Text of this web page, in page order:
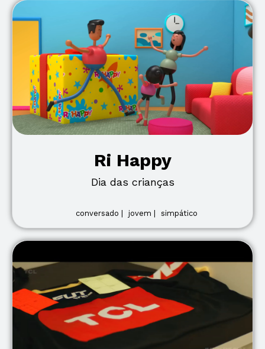
Ri Happy
Dia das crianças
conversado | jovem | simpático